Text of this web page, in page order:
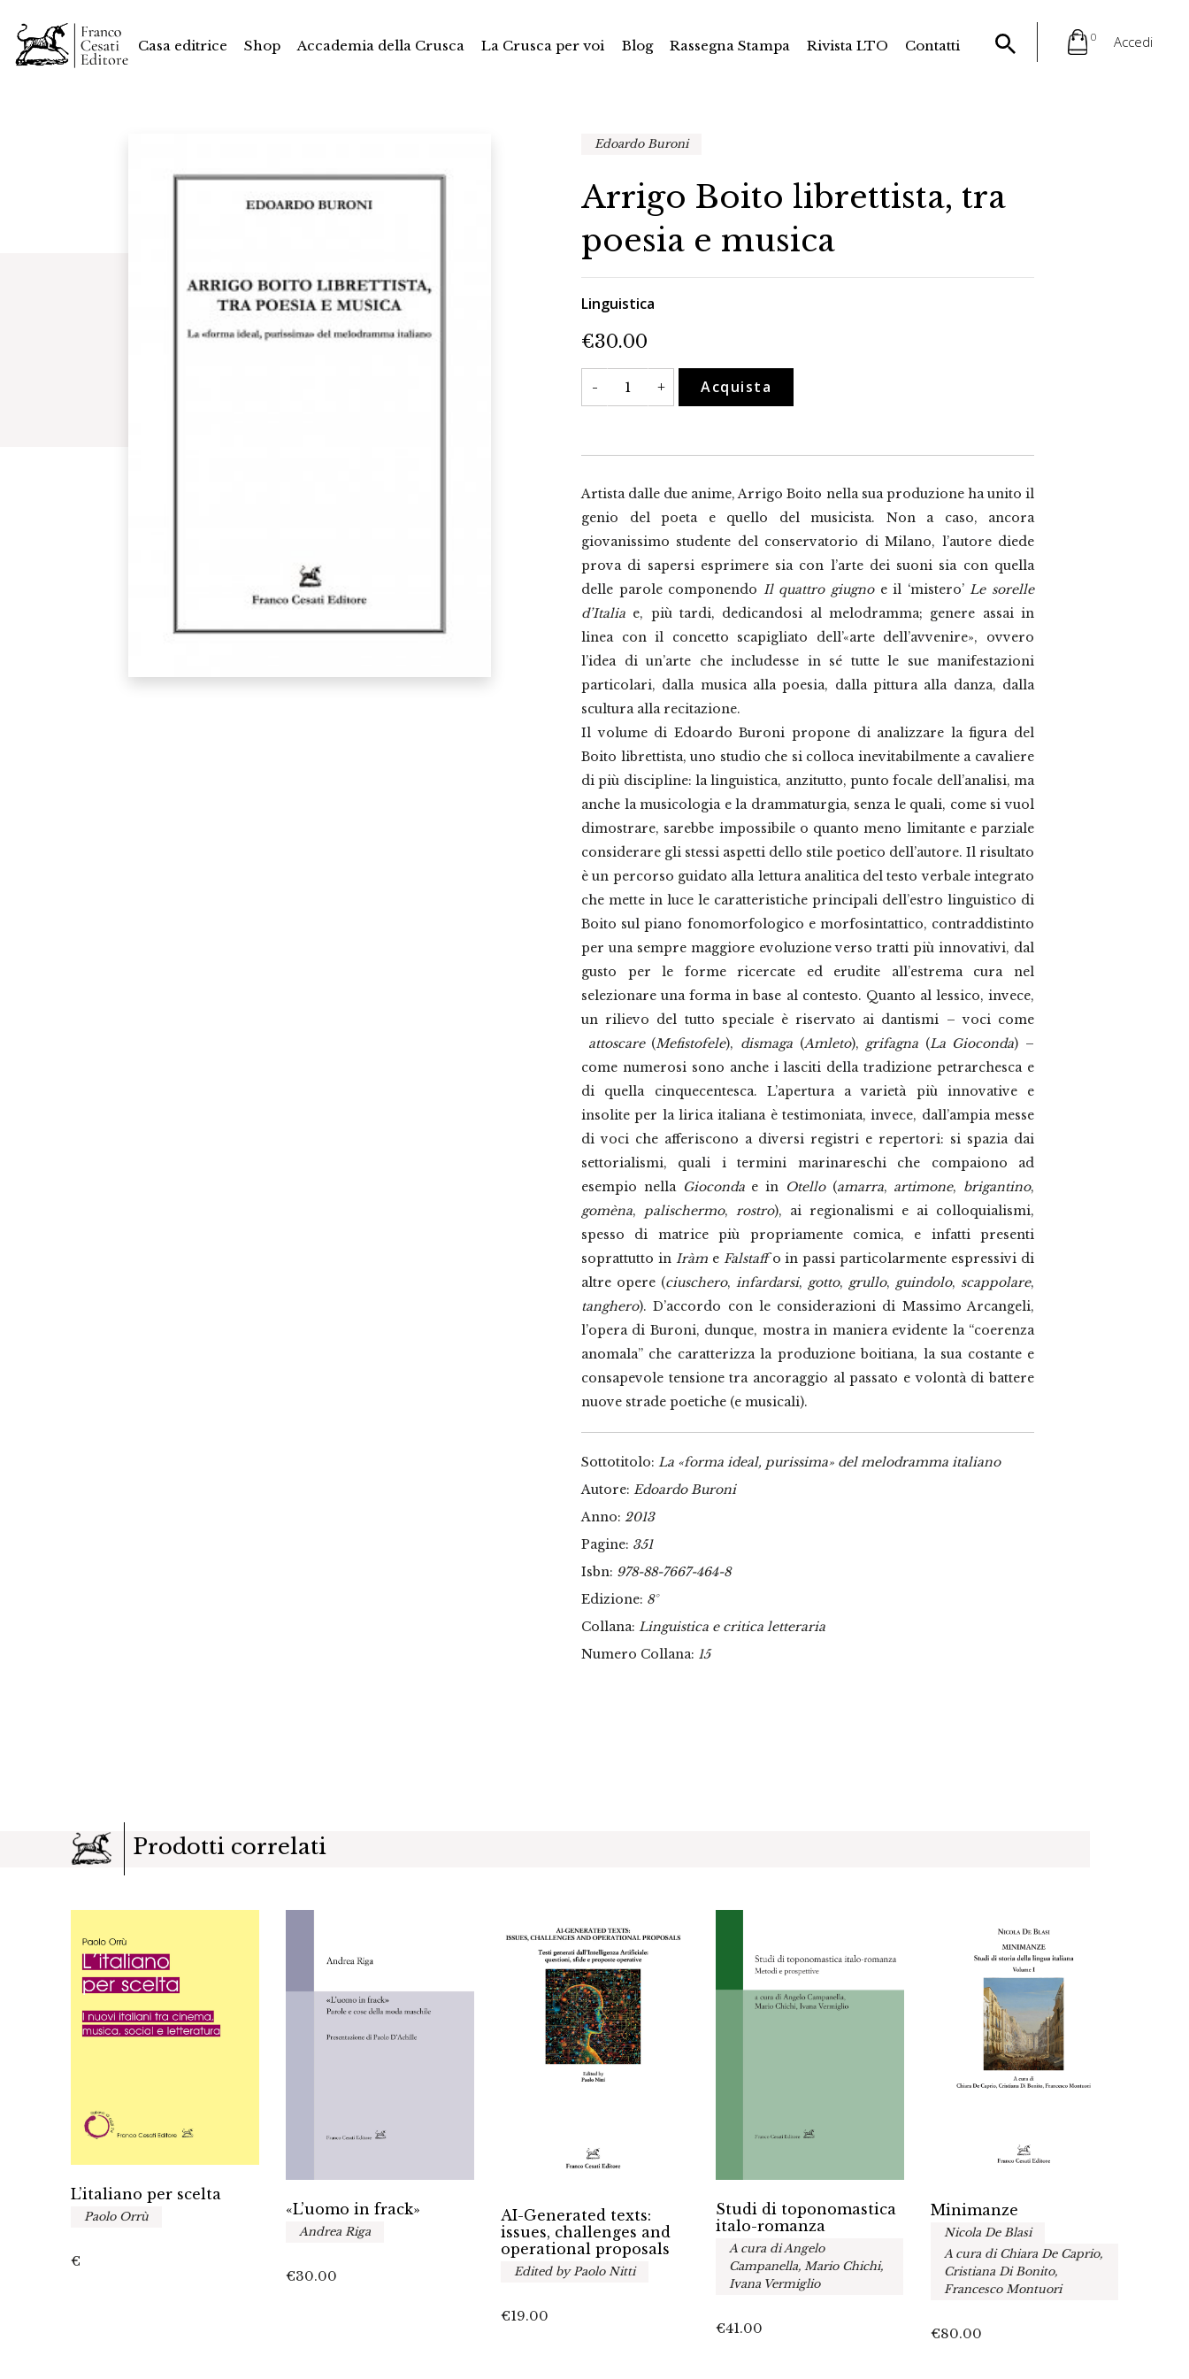
Casa editrice Shop Accademia della Crusca La Crusca per voi Blog Rassegna Stampa Rivista LTO Contatti
0 Accedi
Edoardo Buroni
Arrigo Boito librettista, tra
poesia e musica
Linguistica
€30.00
-
Arrigo
Boito
librettista,
musica
+ Acquista
Artista dalle due anime, Arrigo Boito nella sua produzione ha unito il
genio del poeta e quello del musicista. Non a caso, ancora
giovanissimo studente del conservatorio di Milano, l’autore diede
prova di sapersi esprimere sia con l’arte dei suoni sia con quella
delle parole componendo Il quattro giugnoe il ‘mistero’ Le sorelle
d’Italia e, più tardi, dedicandosi al melodramma; genere assai in
linea con il concetto scapigliato dell’«arte dell’avvenire», ovvero
l’idea di un’arte che includesse in sé tutte le sue manifestazioni
particolari, dalla musica alla poesia, dalla pittura alla danza, dalla
scultura alla recitazione.
Il volume di Edoardo Buroni propone di analizzare la figura del
Boito librettista, uno studio che si colloca inevitabilmente a cavaliere
di più discipline: la linguistica, anzitutto, punto focale dell’analisi, ma
anche la musicologia e la drammaturgia, senza le quali, come si vuol
dimostrare, sarebbe impossibile o quanto meno limitante e parziale
considerare gli stessi aspetti dello stile poetico dell’autore. Il risultato
è un percorso guidato alla lettura analitica del testo verbale integrato
che mette in luce le caratteristiche principali dell’estro linguistico di
Boito sul piano fonomorfologico e morfosintattico, contraddistinto
per una sempre maggiore evoluzione verso tratti più innovativi, dal
gusto per le forme ricercate ed erudite all’estrema cura nel
selezionare una forma in base al contesto. Quanto al lessico, invece,
un rilievo del tutto speciale è riservato ai dantismi – voci come
attoscare(Mefistofele), dismaga(Amleto), grifagna (La Gioconda) –
come numerosi sono anche i lasciti della tradizione petrarchesca e
di quella cinquecentesca. L’apertura a varietà più innovative e
insolite per la lirica italiana è testimoniata, invece, dall’ampia messe
di voci che afferiscono a diversi registri e repertori: si spazia dai
settorialismi, quali i termini marinareschi che compaiono ad
esempio nella
Giocondae in Otello(amarra, artimone, brigantino,
gomèna, palischermo, rostro), ai regionalismi e ai colloquialismi,
spesso di matrice più propriamente comica, e infatti presenti
soprattutto in Iràme Falstaffo in passi particolarmente espressivi di
altre opere (ciuschero, infardarsi, gotto, grullo, guindolo, scappolare,
tanghero). D’accordo con le considerazioni di Massimo Arcangeli,
l’opera di Buroni, dunque, mostra in maniera evidente la “coerenza
anomala” che caratterizza la produzione boitiana, la sua costante e
consapevole tensione tra ancoraggio al passato e volontà di battere
nuove strade poetiche (e musicali).
Sottotitolo: La «forma ideal, purissima» del melodramma italiano
Autore: Edoardo Buroni
Anno: 2013
Pagine: 351
Isbn: 978-88-7667-464-8
Edizione: 8°
Collana: Linguistica e critica letteraria
Numero Collana: 15
Prodotti correlati
L’italiano per scelta
Paolo Orrù
€
«L’uomo in frack»
Andrea Riga
€30.00
AI-Generated texts:
issues, challenges and
operational proposals
Edited by Paolo Nitti
€19.00
Studi di toponomastica
italo-romanza
A cura di Angelo
Campanella, Mario Chichi,
Ivana Vermiglio
€41.00
Minimanze
Nicola De Blasi
A cura di Chiara De Caprio,
Cristiana Di Bonito,
Francesco Montuori
€80.00